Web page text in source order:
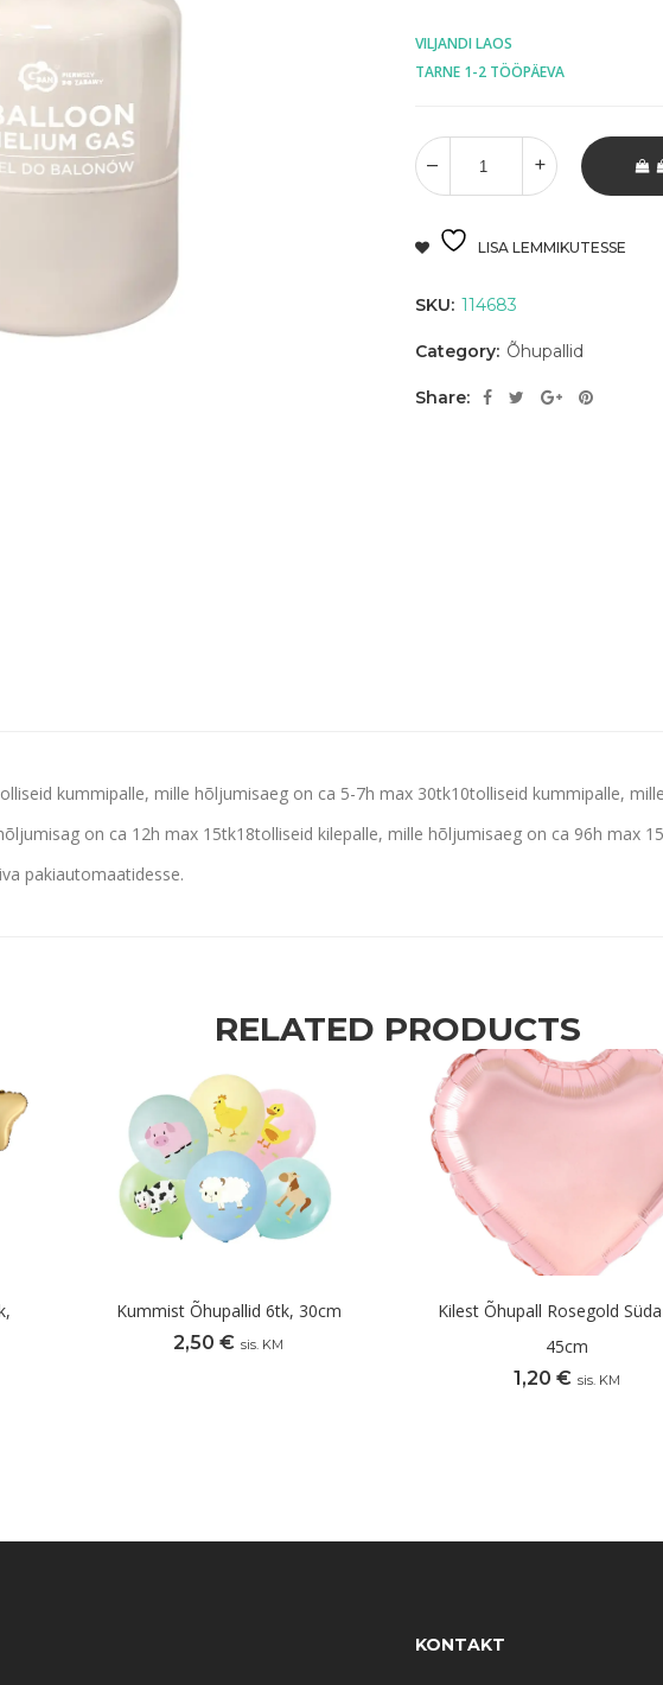
VILJANDI LAOS
TARNE 1-2 TÖÖPÄEVA
LISA LEMMIKUTESSE
SKU: 114683
Category: Õhupallid
Share:
kummipalle, mille hõljumisaeg on ca 5-7h max 30tk10tolliseid kummipalle,
on ca 12h max 15tk18tolliseid kilepalle, mille hõljumisaeg on ca 96h max
pakiautomaatidesse.
RELATED PRODUCTS
Kummist Õhupallid 6tk, 30cm
2,50 € sis. KM
Kilest Õhupall Rosegold
45cm
1,20 € sis. KM
KONTAKT